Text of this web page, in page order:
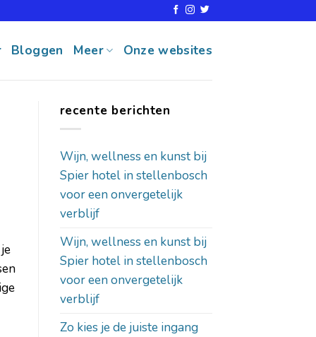
Bloggen Meer Onze websites
recente berichten
Wijn, wellness en kunst bij
Spier hotel in stellenbosch
voor een onvergetelijk
verblijf
Wijn, wellness en kunst bij
Spier hotel in stellenbosch
voor een onvergetelijk
verblijf
Zo kies je de juiste ingang